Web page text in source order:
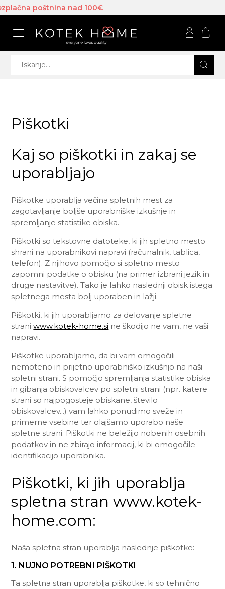
poštnina nad 100€
Piškotki
Kaj so piškotki in zakaj se
uporabljajo
Piškotke uporablja večina spletnih mest za
zagotavljanje boljše uporabniške izkušnje in
spremljanje statistike obiska.
Piškotki so tekstovne datoteke, ki jih spletno mesto
shrani na uporabnikovi napravi (računalnik, tablica,
telefon). Z njihovo pomočjo si spletno mesto
zapomni podatke o obisku (na primer izbrani jezik in
druge nastavitve). Tako je lahko naslednji obisk istega
spletnega mesta bolj uporaben in lažji.
Piškotki, ki jih uporabljamo za delovanje spletne
straniwww.kotek-home.si ne škodijo ne vam, ne vaši
napravi.
Piškotke uporabljamo, da bi vam omogočili
nemoteno in prijetno uporabniško izkušnjo na naši
spletni strani. S pomočjo spremljanja statistike obiska
in gibanja obiskovalcev po spletni strani (npr. katere
strani so najpogosteje obiskane, število
obiskovalcev...) vam lahko ponudimo sveže in
primerne vsebine ter olajšamo uporabo naše
spletne strani. Piškotki ne beležijo nobenih osebnih
podatkov in ne zbirajo informacij, ki bi omogočile
identifikacijo uporabnika.
Piškotki, ki jih uporablja
spletna stran www.kotek-
home.com:
Naša spletna stran uporablja naslednje piškotke:
1. NUJNO POTREBNI PIŠKOTKI
Ta spletna stran uporablja piškotke, ki so tehnično